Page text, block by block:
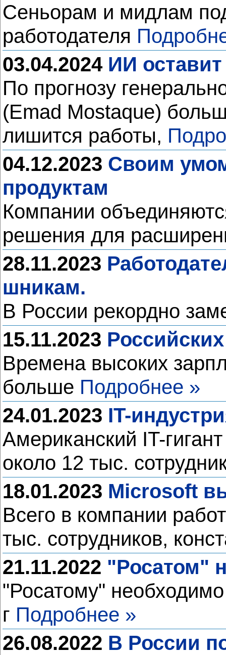
Сеньорам и мидлам
работодателя
03.04.2024 ИИ
По прогнозу
(Emad Mostaque)
лишится работы,
04.12.2023 Своим
продуктам
Компании
решения для
28.11.2023
шникам.
В России рекордно
15.11.2023
Времена высоких
больше Подробнее »
24.01.2023 IT-
Американский IT-
около 12 тыс.
18.01.2023 Microsoft
Всего в компании
тыс. сотрудников,
21.11.2022 "Росатом"
"Росатому"
г Подробнее »
26.08.2022 В России